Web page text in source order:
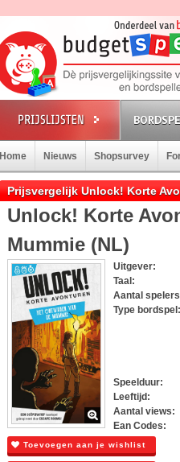
Home Nieuws Shopsurvey
Prijsvergelijk Unlock! Korte
Unlock! Korte
Mummie (NL)
Uitgever:
Taal:
Aantal
Type bordspel:
Speelduur:
Leeftijd:
Aantal views:
Ean Codes:
Toevoegen aan je wishlist